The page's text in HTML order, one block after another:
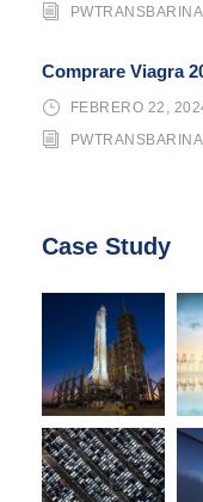
Comprare Viagra
FEBRERO 22,
Case Study